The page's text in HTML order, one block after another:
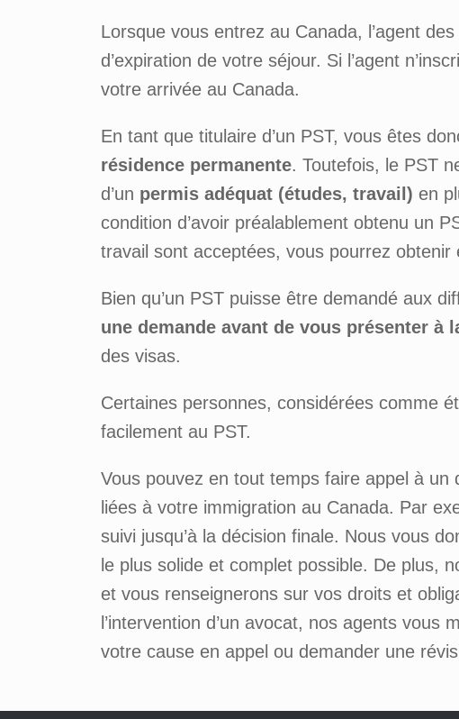
Lorsque vous entrez au Canada, l’agent
d’expiration de votre séjour. Si l’agent
votre arrivée au Canada.
En tant que titulaire d’un PST, vous êtes
résidence permanente. Toutefois, le PST
d’un permis adéquat (études, travail) en
condition d’avoir préalablement obtenu un
travail sont acceptées, vous pourrez obtenir
Bien qu’un PST puisse être demandé aux
une demande avant de vous présenter à
des visas.
Certaines personnes, considérées comme
facilement au PST.
Vous pouvez en tout temps faire appel à un
liées à votre immigration au Canada. Par
suivi jusqu’à la décision finale. Nous vous
le plus solide et complet possible. De plus,
et vous renseignerons sur vos droits et
l’intervention d’un avocat, nos agents
votre cause en appel ou demander une